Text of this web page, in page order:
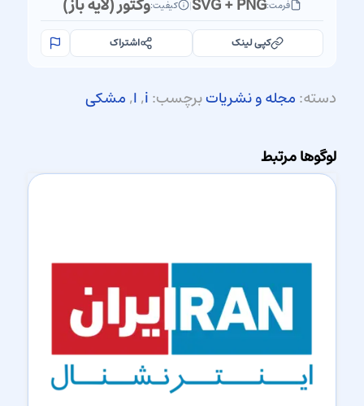
فرمت: | کیفیت:
کپی لینک اشتراک
دسته:مجله و نشریاتبرچسب:i
,ا,مشکی
لوگوها مرتبط